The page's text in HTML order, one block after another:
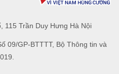
115 Trần Duy Hưng Hà Nội
09/GP-BTTTT, Bộ Thông tin và